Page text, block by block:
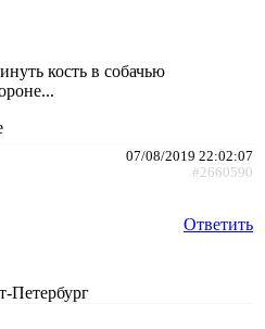
кость в собачью
07/08/2019 22:02:07
#2660590
Ответить
Петербург